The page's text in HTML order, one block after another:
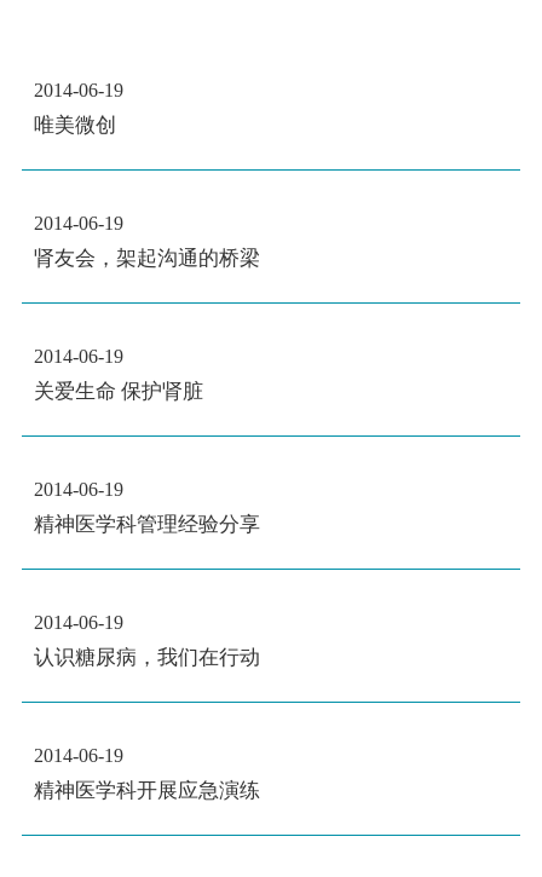
2014-06-19
唯美微创
2014-06-19
肾友会，架起沟通的桥梁
2014-06-19
关爱生命 保护肾脏
2014-06-19
精神医学科管理经验分享
2014-06-19
认识糖尿病，我们在行动
2014-06-19
精神医学科开展应急演练